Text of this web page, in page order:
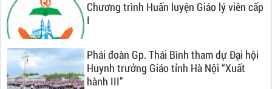
Chương trình Huấn luyện Giáo lý viên cấp
I
Phái đoàn Gp. Thái Bình tham dự Đại hội
Huynh trưởng Giáo tỉnh Hà Nội “Xuất
hành III”